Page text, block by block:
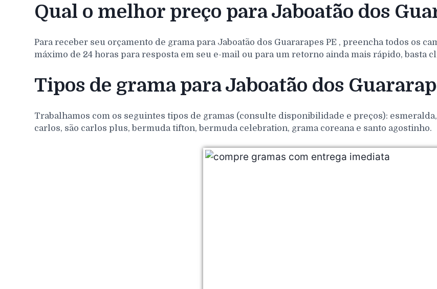
Qual o melhor preço para Jaboatão dos
Para receber seu orçamento de grama para Jaboatão dos Guararapes PE , preencha todos os
máximo de 24 horas para resposta em seu e-mail ou para um retorno ainda mais rápido, basta
Tipos de grama para Jaboatão dos
Trabalhamos com os seguintes tipos de gramas (consulte disponibilidade e preços):
carlos, são carlos plus, bermuda tifton, bermuda celebration, grama coreana e santo agostinho.